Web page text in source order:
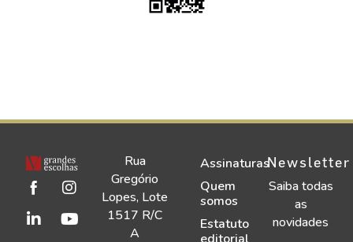
Rua
Gregório
Lopes, Lote
1517 R/C
A
Assinaturas
Quem
somos
Estatuto
Newsletter
Saiba todas
as
novidades